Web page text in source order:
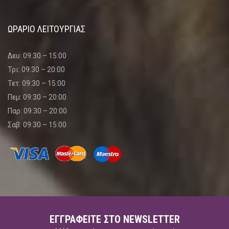
ΩΡΑΡΙΟ ΛΕΙΤΟΥΡΓΙΑΣ
Δευ: 09:30 – 15:00
Τρι: 09:30 – 20:00
Τετ: 09:30 – 15:00
Πεμ: 09:30 – 20:00
Παρ: 09:30 – 20:00
Σαβ: 09:30 – 15:00
ΕΓΓΡΑΦΕΊΤΕ ΣΤΟ NEWSLETTER